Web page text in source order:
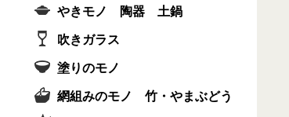
やきモノ 陶器 土鍋
吹きガラス
塗りのモノ
網組みのモノ 竹・やまぶどう